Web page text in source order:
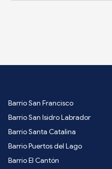
Barrio San Francisco
Barrio San Isidro Labrador
Barrio Santa Catalina
Barrio Puertos del Lago
Barrio El Cantón